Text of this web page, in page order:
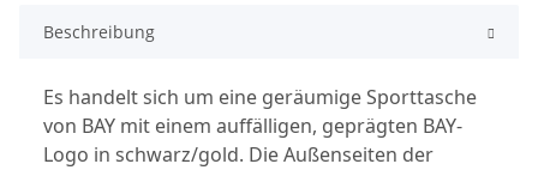
Beschreibung
Es handelt sich um eine geräumige Sporttasche
von BAY mit einem auffälligen, geprägten BAY-
Logo in schwarz/gold. Die Außenseiten der